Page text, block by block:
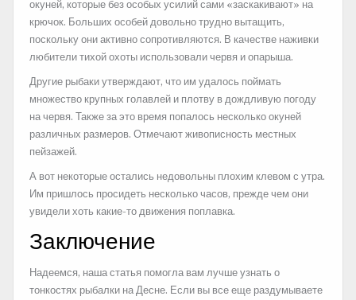
окуней, которые без особых усилий сами «заскакивают» на
крючок. Больших особей довольно трудно вытащить,
поскольку они активно сопротивляются. В качестве наживки
любители тихой охоты использовали червя и опарыша.
Другие рыбаки утверждают, что им удалось поймать
множество крупных голавлей и плотву в дождливую погоду
на червя. Также за это время попалось несколько окуней
различных размеров. Отмечают живописность местных
пейзажей.
А вот некоторые остались недовольны плохим клевом с утра.
Им пришлось просидеть несколько часов, прежде чем они
увидели хоть какие-то движения поплавка.
Заключение
Надеемся, наша статья помогла вам лучше узнать о
тонкостях рыбалки на Десне. Если вы все еще раздумываете